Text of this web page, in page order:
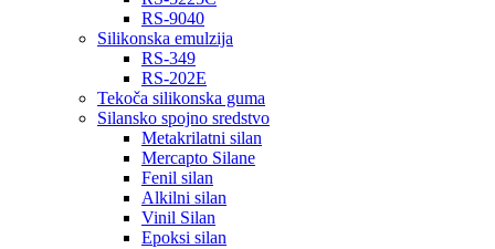
RS-9040
Silikonska emulzija
RS-349
RS-202E
Tekoča silikonska guma
Silansko spojno sredstvo
Metakrilatni silan
Mercapto Silane
Fenil silan
Alkilni silan
Vinil Silan
Epoksi silan